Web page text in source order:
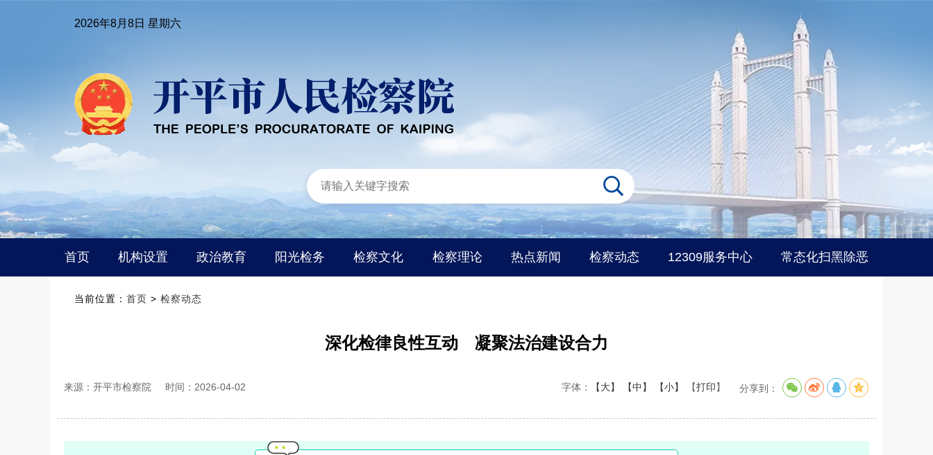
2026年8月8日 星期六
首页 机构设置 政治教育 阳光检务 检察文化 检察理论 热点新闻 检察动态 12309服务中心 常态化扫黑除恶
当前位置： 首页 > 检察动态
深化检律良性互动 凝聚法治建设合力
来源：开平市检察院 时间：2026-04-02 字体： 【大】 【中】 【小】 【打印】 分享到：